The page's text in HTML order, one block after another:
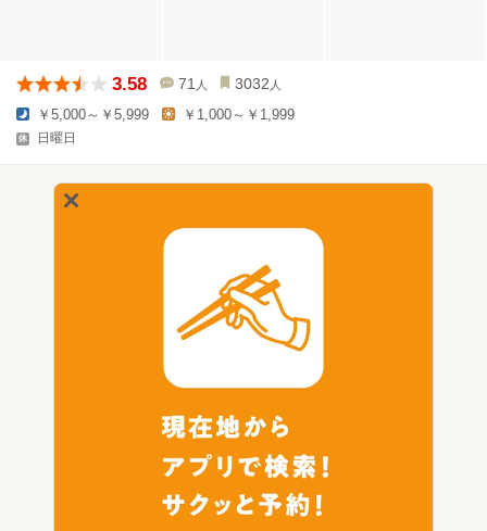
3.58 71 人 3032 人
￥5,000～￥5,999 ￥1,000～￥1,999
日曜日